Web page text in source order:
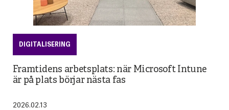
DIGITALISERING
Framtidens arbetsplats: när Microsoft Intune
är på plats börjar nästa fas
2026.02.13